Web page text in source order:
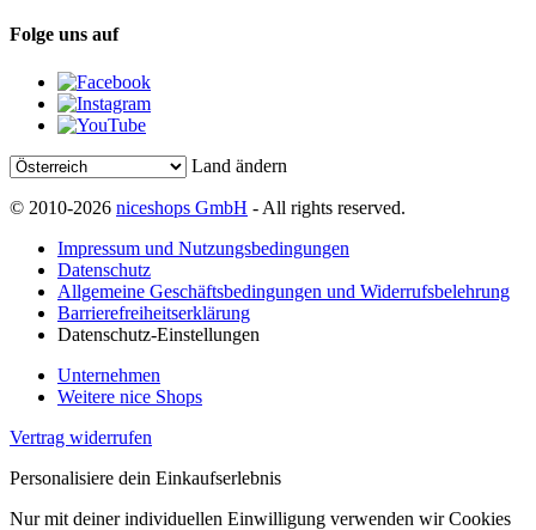
Folge uns auf
Land ändern
© 2010-2026 niceshops GmbH - All rights reserved.
Impressum und Nutzungsbedingungen
Datenschutz
Allgemeine Geschäftsbedingungen und Widerrufsbelehrung
Barrierefreiheitserklärung
Datenschutz-Einstellungen
Unternehmen
Weitere nice Shops
Vertrag widerrufen
Personalisiere dein Einkaufserlebnis
Nur mit deiner individuellen Einwilligung verwenden wir Cookies